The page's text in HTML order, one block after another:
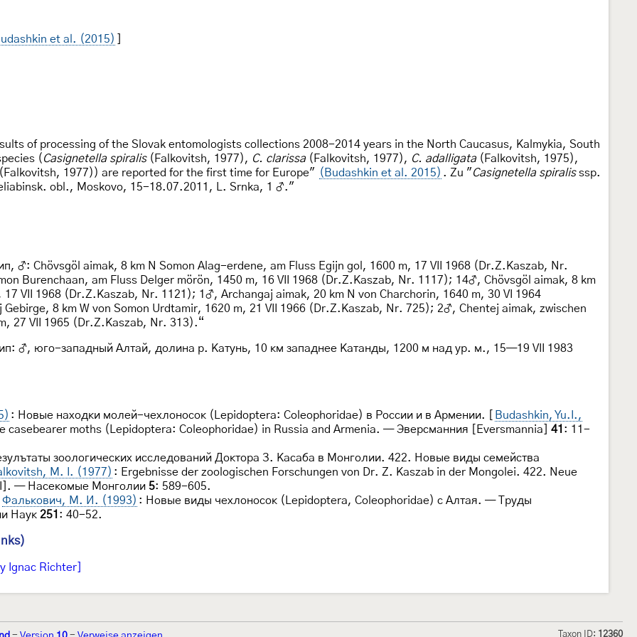
et al. (2015)
of processing of the Slovak entomologists collections 2008-2014 years in the North Caucasus, Kalmykia, South
( Casignetella spiralis(Falkovitsh, 1977), C. clarissa(Falkovitsh, 1977), C. adalligata(Falkovitsh, 1975),
1977)) are reported for the first time for Europe" (Budashkin et al. 2015) . Zu "Casignetella spiralisssp.
obl., Moskovo, 15-18.07.2011, L. Srnka, 1 ♂."
♂: Chövsgöl aimak, 8 km N Somon Alag-erdene, am Fluss Egijn gol, 1600 m, 17 VII 1968 (Dr.Z.Kaszab, Nr.
Burenchaan, am Fluss Delger mörön, 1450 m, 16 VII 1968 (Dr.Z.Kaszab, Nr. 1117); 14♂, Chövsgöl aimak, 8 km
VII 1968 (Dr.Z.Kaszab, Nr. 1121); 1♂, Archangaj aimak, 20 km N von Charchorin, 1640 m, 30 VI 1964
8 km W von Somon Urdtamir, 1620 m, 21 VII 1966 (Dr.Z.Kaszab, Nr. 725); 2♂, Chentej aimak, zwischen
27 VII 1965 (Dr.Z.Kaszab, Nr. 313).“
♂, юго-западный Алтай, долина р. Катунь, 10 км западнее Катанды, 1200 м над ур. м., 15—19 VII 1983
: Новые находки молей-чехлоносок (Lepidoptera: Coleophoridae) в России и в Армении. [
Budashkin, Yu.I.,
casebearer moths (Lepidoptera: Coleophoridae) in Russia and Armenia. — Эверсманния [Eversmannia] 41 : 11-
зоологических исследований Доктора З. Касаба в Монголии. 422. Новые виды семейства
M. I. (1977) : Ergebnisse der zoologischen Forschungen von Dr. Z. Kaszab in der Mongolei. 422. Neue
— Насекомые Монголии 5: 589-605.
Фалькович, М. И. (1993) : Новые виды чехлоносок (Lepidoptera, Coleophoridae) с Алтая. — Труды
Наук 251 : 40-52.
Ignac Richter]
Taxon ID: 12360